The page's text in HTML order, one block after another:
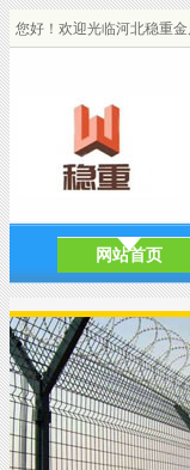
您好！欢迎光临河北稳重
网站首页